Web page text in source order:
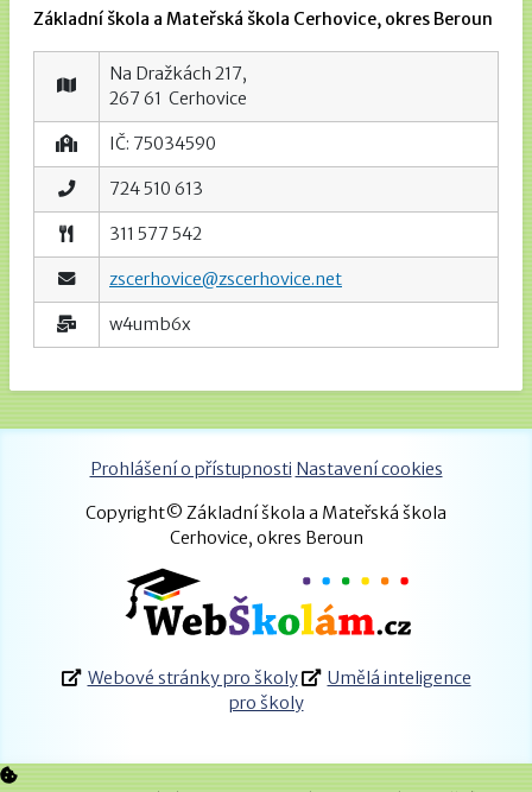
Základní škola a Mateřská škola Cerhovice, okres Beroun
Na Dražkách 217,
267 61 Cerhovice
IČ: 75034590
724 510 613
311 577 542
zscerhovice@zscerhovice.net
w4umb6x
Prohlášení o přístupnosti Nastavení cookies
Copyright© Základní škola a Mateřská škola
Cerhovice, okres Beroun
Webové stránky pro školy
Umělá inteligence
pro školy